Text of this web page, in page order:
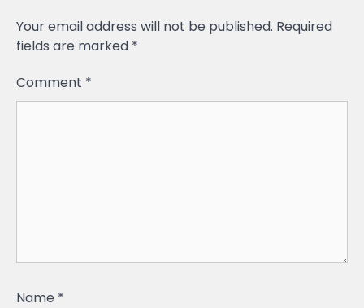
Your email address will not be published. Required
fields are marked *
Comment *
Name *